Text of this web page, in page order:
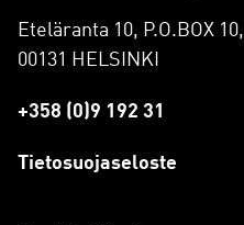
Eteläranta 10, P.O.BOX 10,
00131 HELSINKI
+358 (0)9 192 31
Tietosuojaseloste